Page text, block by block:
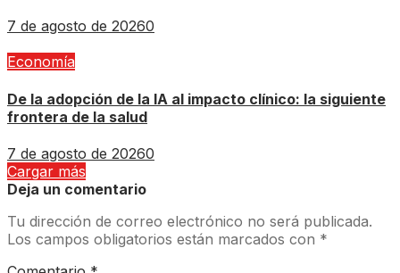
7 de agosto de 20260
Economía
De la adopción de la IA al impacto clínico: la siguiente
frontera de la salud
7 de agosto de 20260
Cargar más
Deja un comentario
Tu dirección de correo electrónico no será publicada.
Los campos obligatorios están marcados con *